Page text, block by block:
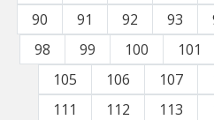
90
91 92 93
98
99 100 101
105
106 107
111
112 113